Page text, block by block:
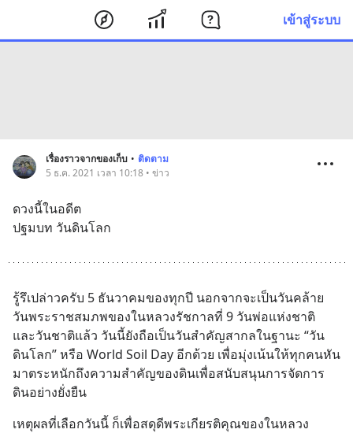
เข้าสู่ระบบ
เรื่องราวจากของเก็บ • ติดตาม
5 ธ.ค. 2021 เวลา 10:18 • ข่าว
ดวงนี้ในอดีต
ปฐมบท วันดินโลก
รู้รึเปล่าวครับ 5 ธันวาคมของทุกปี นอกจากจะเป็นวันคล้าย
วันพระราชสมภพของในหลวงรัชกาลที่ 9 วันพ่อแห่งชาติ
และวันชาติแล้ว วันนี้ยังถือเป็นวันสำคัญสากลในฐานะ “วัน
ดินโลก” หรือ World Soil Day อีกด้วย เพื่อมุ่งเน้นให้ทุกคนหัน
มาตระหนักถึงความสำคัญของดินเพื่อสนับสนุนการจัดการ
ดินอย่างยั่งยืน
เหตุผลที่เลือกวันนี้ ก็เพื่อสดุดีพระเกียรติคุณของในหลวง